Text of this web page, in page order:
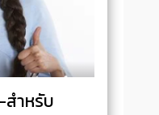
ำหรับ